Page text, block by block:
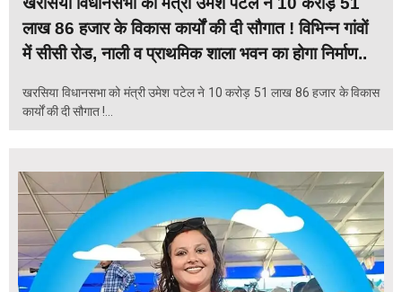
लाख 86 हजार के विकास कार्यों की दी सौगात ! विभिन्न गांवों
में सीसी रोड, नाली व प्राथमिक शाला भवन का होगा निर्माण..
खरसिया विधानसभा को मंत्री उमेश पटेल ने 10 करोड़ 51 लाख 86 हजार के विकास
कार्यों की दी सौगात !...